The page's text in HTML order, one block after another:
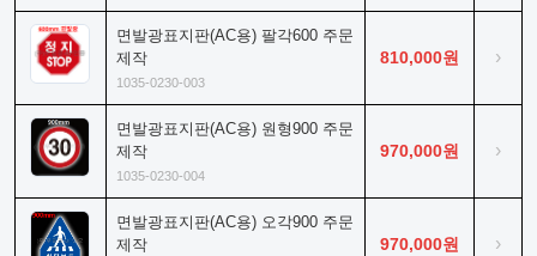
면발광표지판(AC용) 팔각600 주문
제작
1035-0230-003
810,000원 ›
면발광표지판(AC용) 원형900 주문
제작
1035-0230-004
970,000원 ›
면발광표지판(AC용) 오각900 주문
제작
970,000원 ›